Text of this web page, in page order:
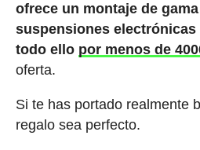
ofrece un montaje de
suspensiones
todo ello por menos de
oferta.
Si te has portado realmente
regalo sea perfecto.